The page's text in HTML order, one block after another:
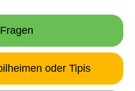
oder Tipis